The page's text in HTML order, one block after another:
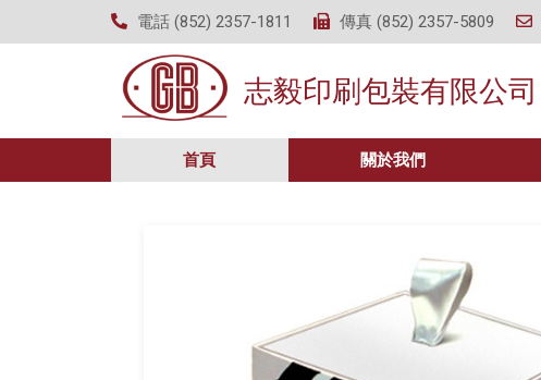
電話 (852) 2357-1811 傳真 (852) 2357-5809
志毅印刷包裝有限公司
首頁 關於我們